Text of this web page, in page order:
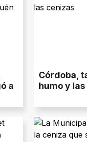
a
Córdoba,
humo y